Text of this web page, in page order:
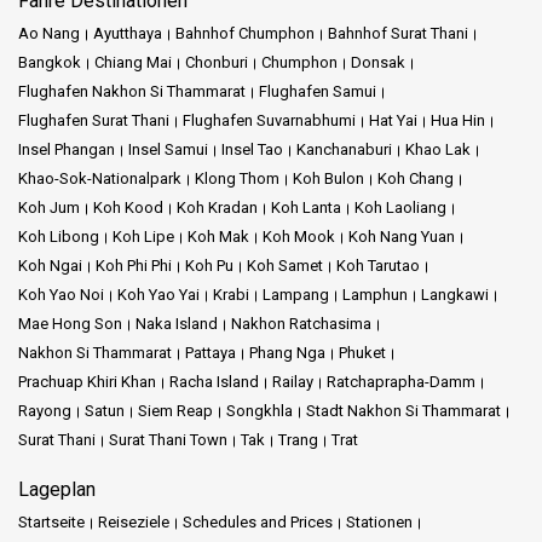
Koh Kood an. Die Fähren sind Katamarane, die schneller und
stabiler sind als ältere Bootstypen. Jede Fähre bietet Platz für etwa
84 bis 100 Passagiere. An Bord gibt es bequeme Sitze,
Klimaanlage, saubere Toiletten und komplette
Sicherheitsausstattung wie Schwimmwesten. Die Motoren sind
neu und effizient, was zu kürzeren Fahrzeiten und weniger
Kraftstoffgeruch führt – das macht die Fahrt für alle angenehmer.
Hauptmerkmale
Schnelle Reisen mit modernen Katamaranen
Saubere, klimatisierte Kabinen
Unternehmensdienste:
Boonsiri High Speed Ferries ist Ihr Partner für nahtlose
Inselerkundungen, die in dem Moment beginnen, in dem Sie an
Bord gehen. Unsere moderne Flotte von
Hochgeschwindigkeitskatamaranen ist ein Beweis für Innovation
und Sicherheit.
Mit einer Reisegeschwindigkeit von 25 Knoten gleiten Sie durch
türkisfarbenes Wasser in klimatisierten Kabinen, die Sie in Komfort
einhüllen. Doch unser Engagement endet nicht hier; wir gehen über
das Meer hinaus, um Land- und Seereisen zu integrieren. Unser
zuverlässiger Boonsiri-Busdienst verbindet Bangkok mit dem
ruhigen Pier von Laem Sok und macht Ihre Reise nicht nur
reibungslos, sondern auch ganzheitlich.
Hauptmerkmale:
Ao Nang Ayutthaya Bahnhof Chumphon
Bahnhof Surat Thani
Bangkok
Chiang Mai Chonburi Chumphon
Donsak
Flughafen Nakhon Si Thammarat
Flughafen Samui
Flughafen Surat Thani
Flughafen Suvarnabhumi Hat Yai
Hua Hin
Insel Phangan
Insel Samui Insel Tao Kanchanaburi
Khao Lak
Khao-Sok-Nationalpark
Klong Thom Koh Bulon
Koh Chang
Koh Jum
Koh Kood Koh Kradan Koh Lanta
Koh Laoliang
Koh Libong
Koh Lipe Koh Mak Koh Mook
Koh Nang Yuan
Koh Ngai
Koh Phi Phi Koh Pu Koh Samet
Koh Tarutao
Koh Yao Noi
Koh Yao Yai Krabi Lampang Lamphun
Langkawi
Mae Hong Son
Naka Island
Nakhon Ratchasima
Nakhon Si Thammarat
Pattaya Phang Nga
Phuket
Prachuap Khiri Khan
Racha Island Railay
Ratchaprapha-Damm
Rayong
Satun Siem Reap Songkhla
Stadt Nakhon Si Thammarat
Surat Thani
Surat Thani Town Tak Trang Trat
Lageplan
Startseite Reiseziele Schedules and Prices
Stationen